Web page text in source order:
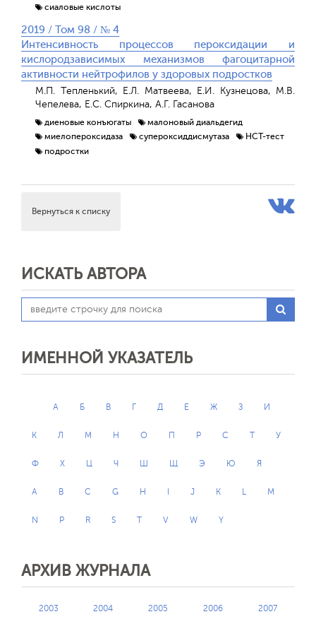
сиаловые кислоты
2019 / Том 98 / № 4
Интенсивность процессов пероксидации и
кислородзависимых механизмов фагоцитарной
активности нейтрофилов у здоровых подростков
М.П. Тепленький, Е.Л. Матвеева, Е.И. Кузнецова, М.В.
Чепелева, Е.С. Спиркина, А.Г. Гасанова
диеновые конъюгаты
малоновый диальдегид
миелопероксидаза
супероксиддисмутаза
HCT-тест
подростки
Вернуться к списку
ИСКАТЬ АВТОРА
ИМЕННОЙ УКАЗАТЕЛЬ
А Б В Г Д Е Ж З И
К Л М Н О П Р С Т У
Ф Х Ц Ч Ш Щ Э Ю Я
A B C G H I J K L M
N P R S T V W Y
АРХИВ ЖУРНАЛА
2003 2004 2005 2006 2007